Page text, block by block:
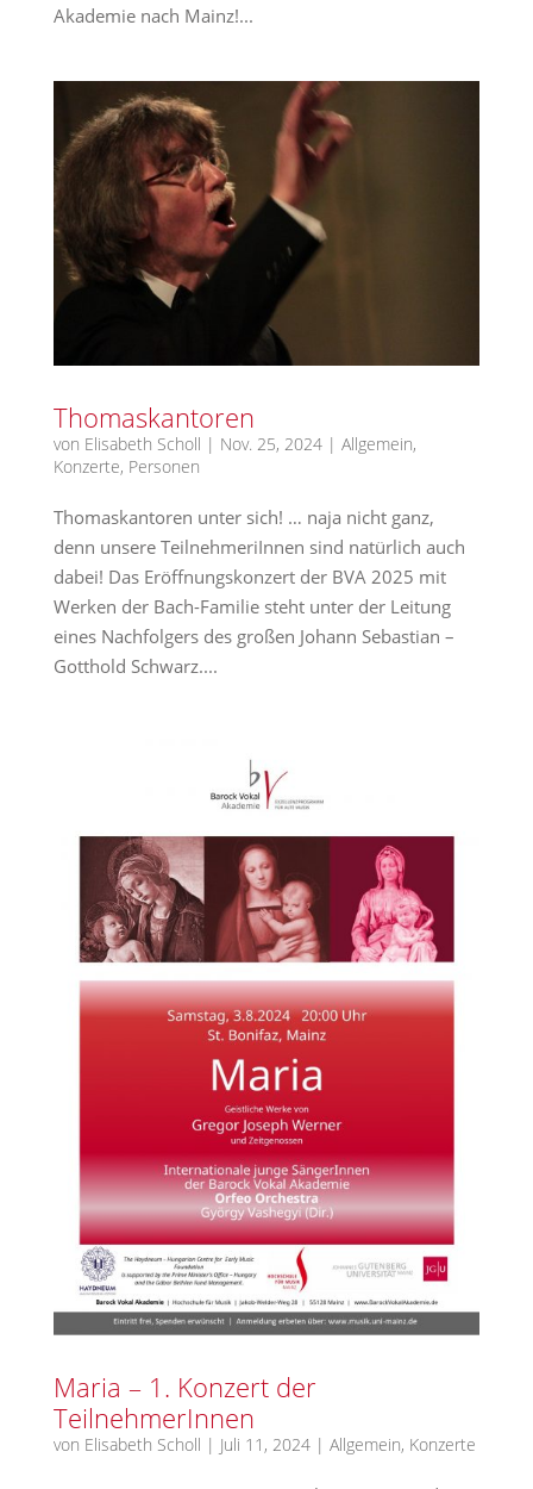
Akademie nach Mainz!...
Thomaskantoren
von Elisabeth Scholl | Nov. 25, 2024| Allgemein,
Konzerte, Personen
Thomaskantoren unter sich! … naja nicht ganz,
denn unsere TeilnehmeriInnen sind natürlich auch
dabei! Das Eröffnungskonzert der BVA 2025 mit
Werken der Bach-Familie steht unter der Leitung
eines Nachfolgers des großen Johann Sebastian –
Gotthold Schwarz....
Maria – 1. Konzert der
TeilnehmerInnen
von Elisabeth Scholl | Juli 11, 2024| Allgemein, Konzerte